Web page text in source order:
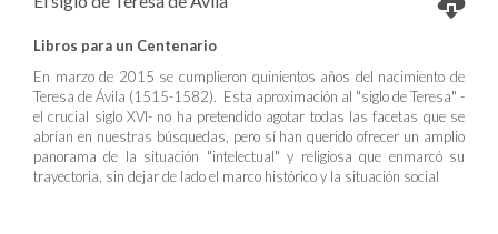
Libros para un Centenario
En marzo de 2015 se cumplieron quinientos años del nacimiento de
Teresa de Ávila (1515-1582). Esta aproximación al "siglo de Teresa" -
el crucial siglo XVI- no ha pretendido agotar todas las facetas que se
abrían en nuestras búsquedas, pero sí han querido ofrecer un amplio
panorama de la situación "intelectual" y religiosa que enmarcó su
trayectoria, sin dejar de lado el marco histórico y la situación social